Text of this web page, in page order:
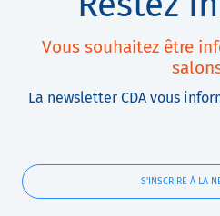
Vous souhaitez être
La newsletter CDA vous
S'INSCRIRE À LA